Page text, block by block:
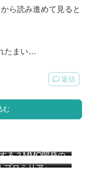
ら読み進めて見ると
たまい…
返信
む
る？MMO開発の
ム』になりすぎ
プロミリア』